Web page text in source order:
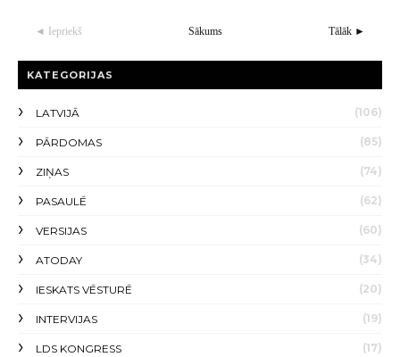
◄ Iepriekš Tālāk ►
Sākums
KATEGORIJAS
LATVIJĀ (106)
PĀRDOMAS (85)
ZIŅAS (74)
PASAULĒ (62)
VERSIJAS (60)
ATODAY (34)
IESKATS VĒSTURĒ (20)
INTERVIJAS (19)
LDS KONGRESS (17)